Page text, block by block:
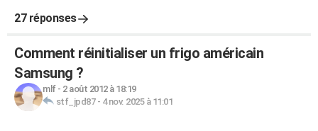
27 réponses
Comment réinitialiser un frigo américain
Samsung ?
mlf- 2 août 2012 à 18:19
stf_jpd87- 4 nov. 2025 à 11:01